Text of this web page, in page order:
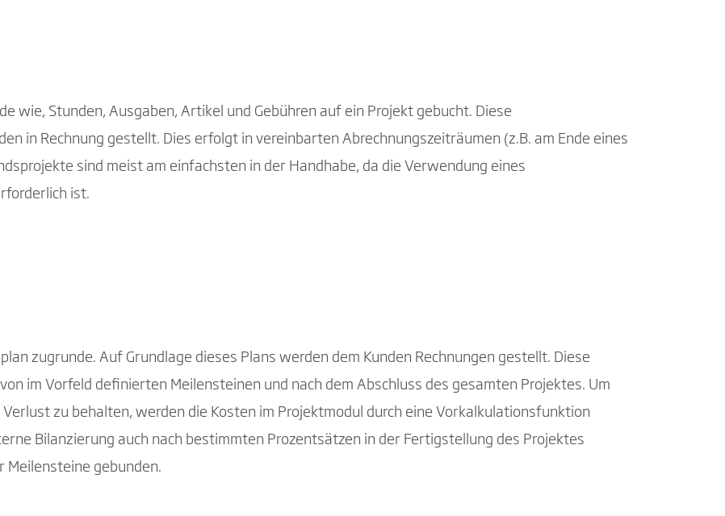
wie, Stunden, Ausgaben, Artikel und Gebühren auf ein Projekt gebucht. Diese
in Rechnung gestellt. Dies erfolgt in vereinbarten Abrechnungszeiträumen (z.B. am Ende eines
sind meist am einfachsten in der Handhabe, da die Verwendung eines
ist.
zugrunde. Auf Grundlage dieses Plans werden dem Kunden Rechnungen gestellt. Diese
im Vorfeld definierten Meilensteinen und nach dem Abschluss des gesamten Projektes. Um
zu behalten, werden die Kosten im Projektmodul durch eine Vorkalkulationsfunktion
Bilanzierung auch nach bestimmten Prozentsätzen in der Fertigstellung des Projektes
Meilensteine gebunden.